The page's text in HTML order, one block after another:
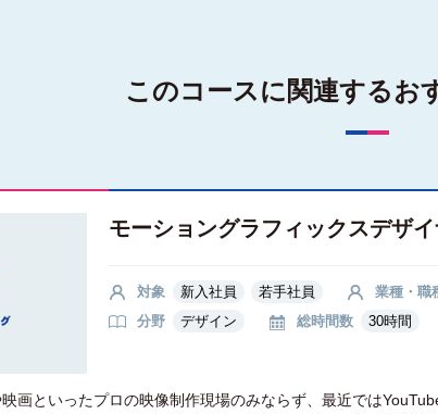
このコースに関連するお
モーショングラフィックスデザ
対象 新入社員 若手社員 業種・職
分野
デザイン 総時間数 30時間
画といったプロの映像制作現場のみならず、最近では